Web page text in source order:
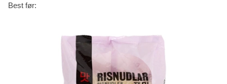
Best før: